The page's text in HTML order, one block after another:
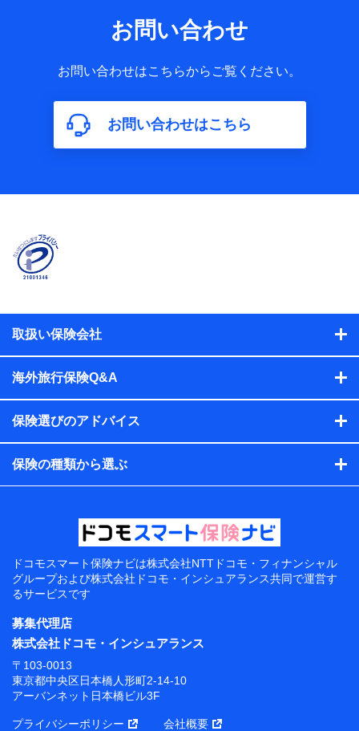
お問い合わせ
お問い合わせはこちらからご覧ください。
お問い合わせはこちら
取扱い保険会社
海外旅行保険Q&A
保険選びのアドバイス
保険の種類から選ぶ
ドコモスマート保険ナビは株式会社NTTドコモ・フィナンシャル
グループおよび株式会社ドコモ・インシュアランス共同で運営す
るサービスです
募集代理店
株式会社ドコモ・インシュアランス
〒103-0013
東京都中央区日本橋人形町2-14-10
アーバンネット日本橋ビル3F
プライバシーポリシー 会社概要